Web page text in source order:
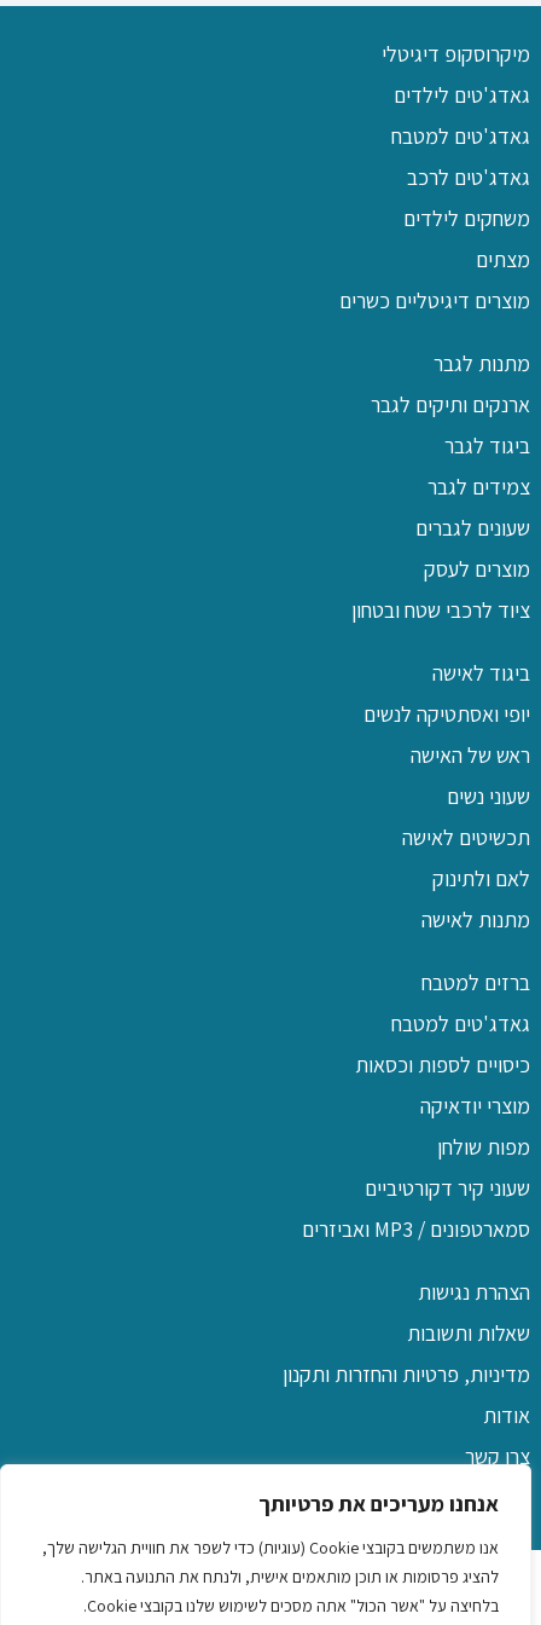
אנחנו מעריכים את פרטיותך
אנו משתמשים בקובצי Cookie (עוגיות) כדי לשפר את חוויית הגלישה שלך,
להציג פרסומות או תוכן מותאמים אישית, ולנתח את התנועה באתר.
בלחיצה על "אשר הכול" אתה מסכים לשימוש שלנו בקובצי Cookie.
מיקרוסקופ דיגיטלי
גאדג'טים לילדים
גאדג'טים למטבח
גאדג'טים לרכב
משחקים לילדים
מצתים
מוצרים דיגיטליים כשרים
מתנות לגבר
ארנקים ותיקים לגבר
ביגוד לגבר
צמידים לגבר
שעונים לגברים
מוצרים לעסק
ציוד לרכבי שטח ובטחון
ביגוד לאישה
יופי ואסתטיקה לנשים
ראש של האישה
שעוני נשים
תכשיטים לאישה
לאם ולתינוק
מתנות לאישה
ברזים למטבח
גאדג'טים למטבח
כיסויים לספות וכסאות
מוצרי יודאיקה
מפות שולחן
שעוני קיר דקורטיביים
סמארטפונים / MP3 ואביזרים
הצהרת נגישות
שאלות ותשובות
מדיניות, פרטיות והחזרות ותקנון
אודות
צרו קשר
כל הזכויות שמורות לפו שם